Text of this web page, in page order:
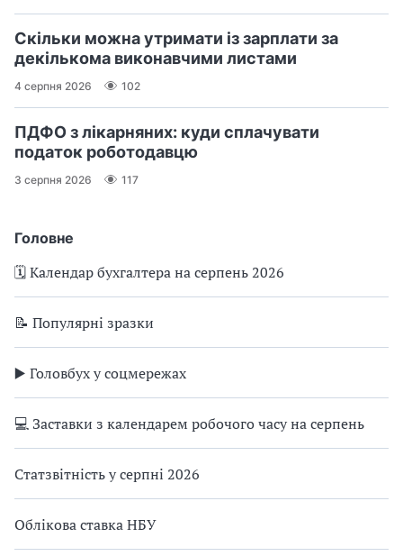
Головне
🗓️ Календар бухгалтера на серпень 2026
📝 Популярні зразки
▶️ Головбух у соцмережах
💻 Заставки з календарем робочого часу на серпень
Статзвітність у серпні 2026
Облікова ставка НБУ
Скільки можна утримати із зарплати за
декількома виконавчими листами
4 серпня 2026 102
ПДФО з лікарняних: куди сплачувати
податок роботодавцю
3 серпня 2026 117